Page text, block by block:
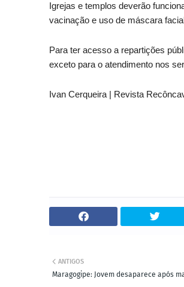
Igrejas e templos deverão
vacinação e uso de máscara
Para ter acesso a repartições
exceto para o atendimento nos
Ivan Cerqueira | Revista
ANTIGOS
Maragogipe: Jovem desaparece após